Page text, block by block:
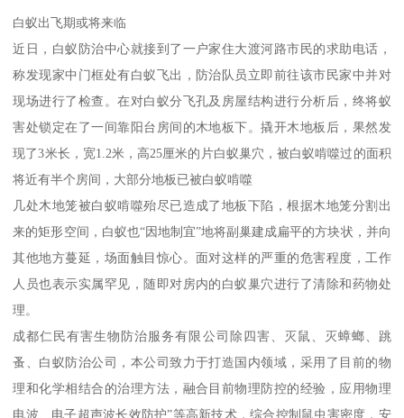
白蚁出飞期或将来临
近日，白蚁防治中心就接到了一户家住大渡河路市民的求助电话，
称发现家中门框处有白蚁飞出，防治队员立即前往该市民家中并对
现场进行了检查。在对白蚁分飞孔及房屋结构进行分析后，终将蚁
害处锁定在了一间靠阳台房间的木地板下。撬开木地板后，果然发
现了3米长，宽1.2米，高25厘米的片白蚁巢穴，被白蚁啃噬过的面积
将近有半个房间，大部分地板已被白蚁啃噬
几处木地笼被白蚁啃噬殆尽已造成了地板下陷，根据木地笼分割出
来的矩形空间，白蚁也“因地制宜”地将副巢建成扁平的方块状，并向
其他地方蔓延，场面触目惊心。面对这样的严重的危害程度，工作
人员也表示实属罕见，随即对房内的白蚁巢穴进行了清除和药物处
理。
成都仁民有害生物防治服务有限公司除四害、灭鼠、灭蟑螂、跳
蚤、白蚁防治公司，本公司致力于打造国内领域，采用了目前的物
理和化学相结合的治理方法，融合目前物理防控的经验，应用物理
电波、电子超声波长效防护”等高新技术，综合控制鼠虫害密度，安